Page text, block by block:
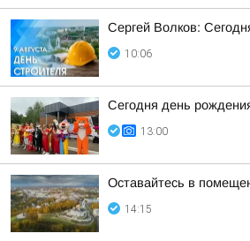
Сергей Волков:
10:06
Сегодня день
13:00
Оставайтесь в
14:15